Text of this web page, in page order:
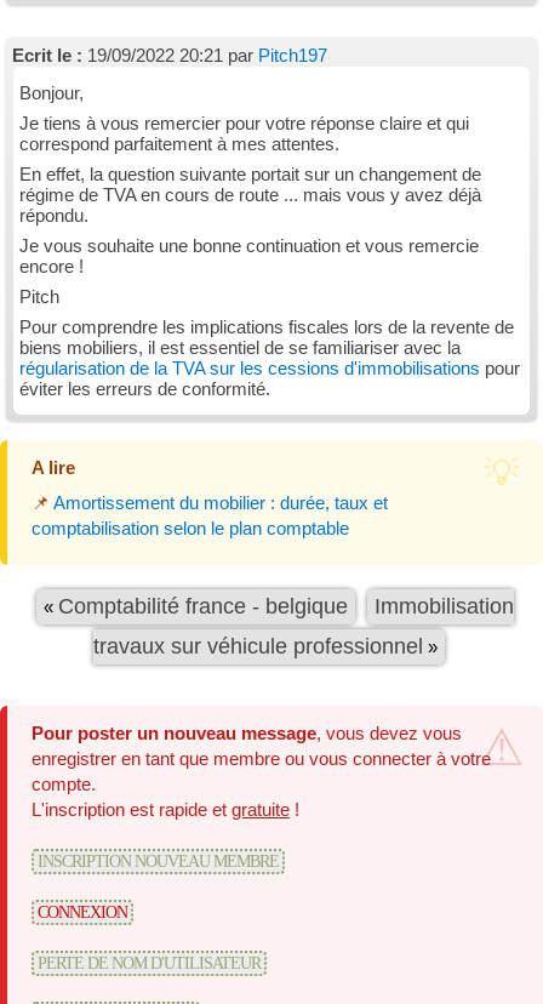
Ecrit le : 19/09/2022 20:21 par Pitch197
Bonjour,
Je tiens à vous remercier pour votre réponse claire et qui
correspond parfaitement à mes attentes.
En effet, la question suivante portait sur un changement de
régime de TVA en cours de route ... mais vous y avez déjà
répondu.
Je vous souhaite une bonne continuation et vous remercie
encore !
Pitch
Pour comprendre les implications fiscales lors de la revente de
biens mobiliers, il est essentiel de se familiariser avec la
régularisation de la TVA sur les cessions d'immobilisations pour
éviter les erreurs de conformité.
A lire
📌 Amortissement du mobilier : durée, taux et
comptabilisation selon le plan comptable
« Comptabilité france - belgique
Immobilisation
travaux sur véhicule professionnel »
Pour poster un nouveau message, vous devez vous
enregistrer en tant que membre ou vous connecter à votre
compte.
L'inscription est rapide et gratuite !
INSCRIPTION NOUVEAU MEMBRE
CONNEXION
PERTE DE NOM D'UTILISATEUR